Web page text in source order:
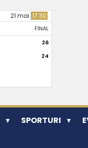
21 mai 17:30
FINAL
26
24
SPORTURI